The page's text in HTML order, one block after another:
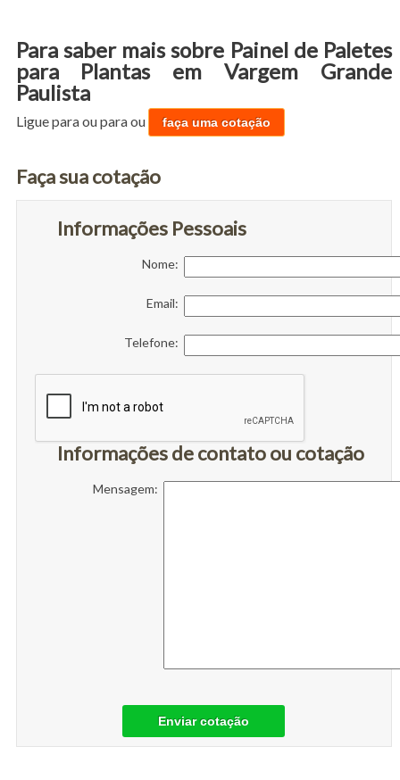
Para saber mais sobre Painel de Paletes
para Plantas em Vargem Grande
Paulista
Ligue paraou paraou faça uma cotação
Faça sua cotação
Informações Pessoais
Nome:
Email:
Telefone:
Informações de contato ou cotação
Mensagem:
Enviar cotação